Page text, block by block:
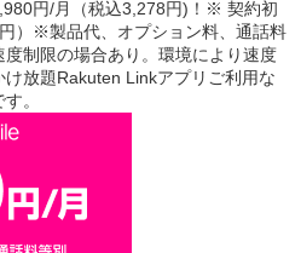
円/月（税込3,278円)！※ 契約初
）※製品代、オプション料、通話料
制限の場合あり。環境により速度
放題Rakuten Linkアプリご利用な
。